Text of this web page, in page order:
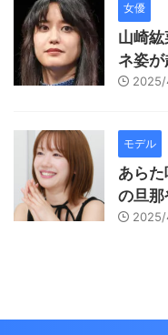
女優
山崎
ネ姿が
モデル
あら
の旦那
2025/